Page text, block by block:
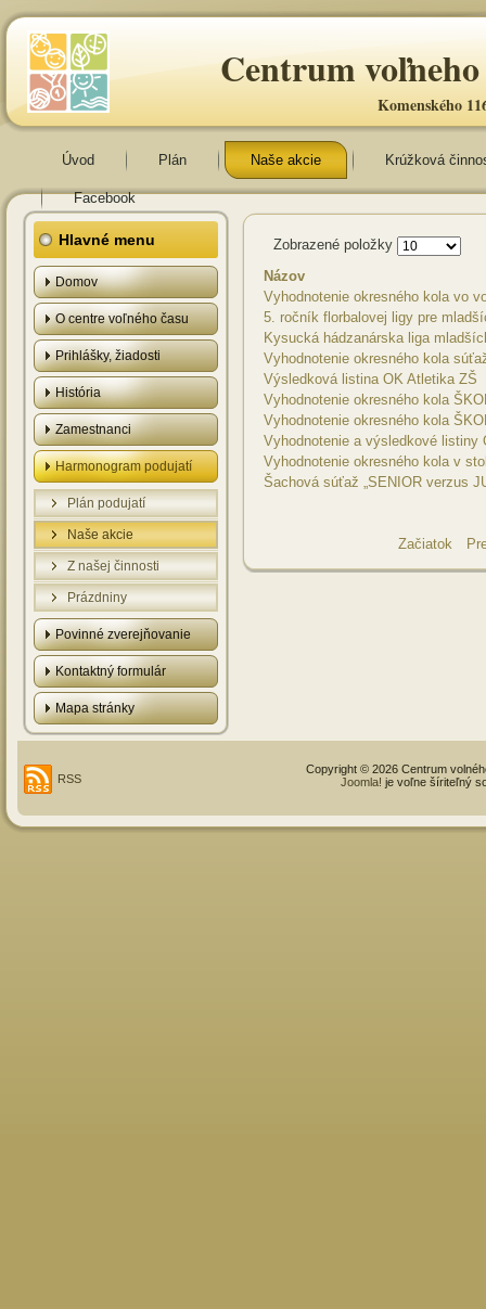
Centrum voľneho
Komenského
Úvod Plán Naše akcie Krúžková
Facebook
Hlavné menu
Domov
O centre voľného času
Prihlášky, žiadosti
História
Zamestnanci
Harmonogram podujatí
Plán podujatí
Naše akcie
Z našej činnosti
Prázdniny
Povinné zverejňovanie
Kontaktný formulár
Mapa stránky
Zobrazené položky
Názov
Vyhodnotenie okresného kola vo
5. ročník florbalovej ligy pre
Kysucká hádzanárska liga
Vyhodnotenie okresného kola
Výsledková listina OK Atletika ZŠ
Vyhodnotenie okresného kola
Vyhodnotenie okresného kola
Vyhodnotenie a výsledkové listiny
Vyhodnotenie okresného kola v
Šachová súťaž „SENIOR verzus
Začiatok
RSS
Copyright © 2026 Centrum
Joomla! je voľne šíriteľný